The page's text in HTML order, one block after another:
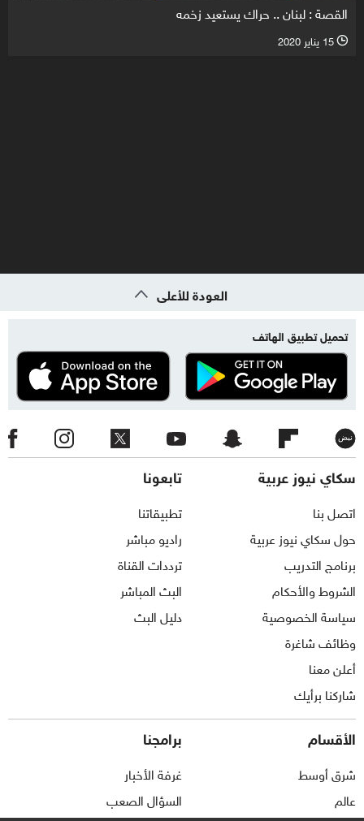
القصة : لبنان .. حراك يستعيد زخمه
l 15 يناير 2020
العودة للأعلى
تحميل تطبيق الهاتف
سكاي نيوز عربية
اتصل بنا
حول سكاي نيوز عربية
برنامج التدريب
الشروط والأحكام
سياسة الخصوصية
وظائف شاغرة
أعلن معنا
شاركنا برأيك
تابعونا
تطبيقاتنا
راديو مباشر
ترددات القناة
البث المباشر
دليل البث
الأقسام
شرق أوسط
عالم
برامجنا
غرفة الأخبار
السؤال الصعب